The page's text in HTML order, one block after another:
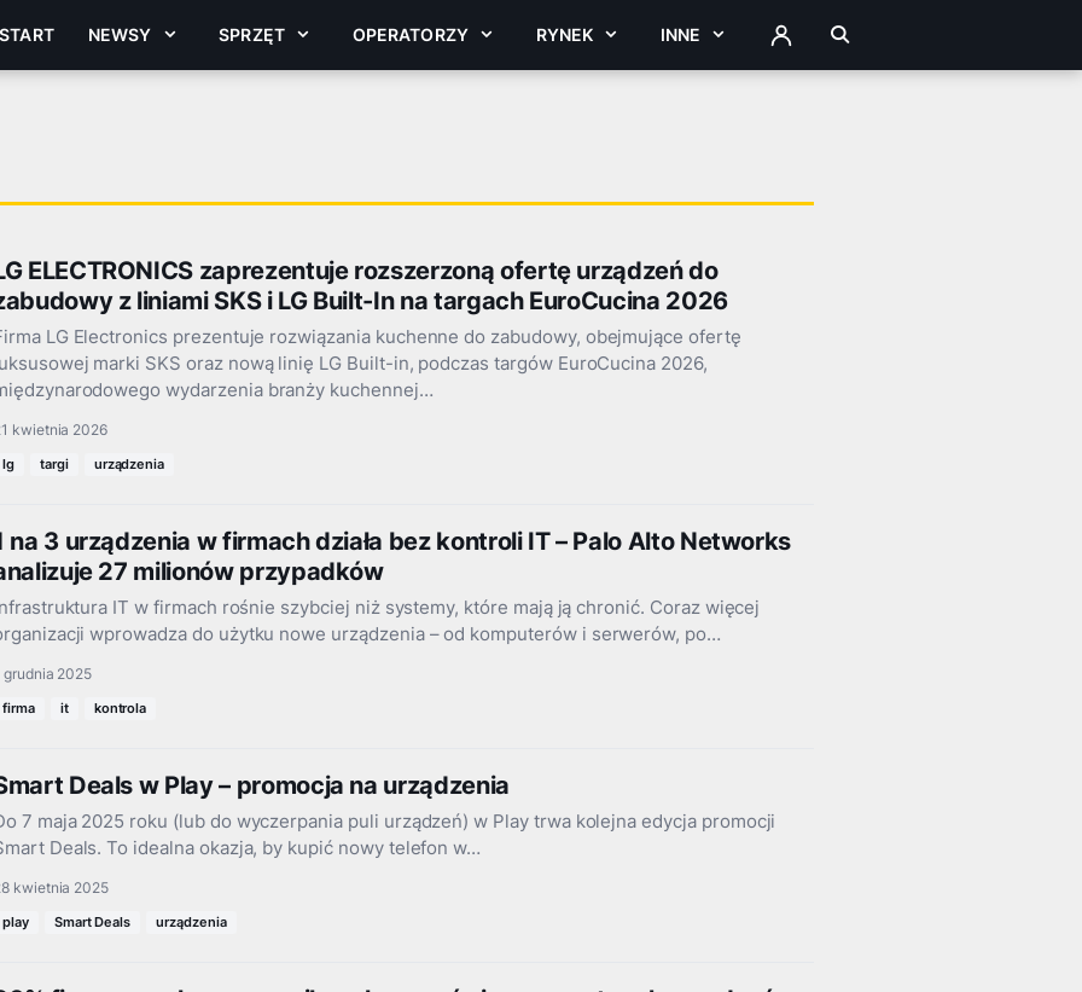
START NEWSY SPRZĘT OPERATORZY RYNEK INNE ZALOGUJ
ELECTRONICS zaprezentuje rozszerzoną ofertę urządzeń do
z liniami SKS i LG Built-In na targach EuroCucina 2026
LG Electronics prezentuje rozwiązania kuchenne do zabudowy, obejmujące ofertę
marki SKS oraz nową linię LG Built-in, podczas targów EuroCucina 2026,
wydarzenia branży kuchennej…
kwietnia 2026
lg targi urządzenia
na 3 urządzenia w firmach działa bez kontroli IT – Palo Alto Networks
27 milionów przypadków
IT w firmach rośnie szybciej niż systemy, które mają ją chronić. Coraz więcej
wprowadza do użytku nowe urządzenia – od komputerów i serwerów, po…
grudnia 2025
firma it kontrola
Deals w Play – promocja na urządzenia
7 maja 2025 roku (lub do wyczerpania puli urządzeń) w Play trwa kolejna edycja promocji
Deals. To idealna okazja, by kupić nowy telefon w…
kwietnia 2025
play Smart Deals urządzenia